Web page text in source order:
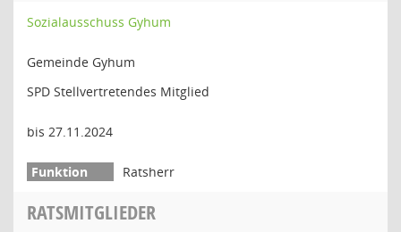
Sozialausschuss Gyhum
Gemeinde Gyhum
SPD Stellvertretendes Mitglied
bis 27.11.2024
Ratsherr
RATSMITGLIEDER